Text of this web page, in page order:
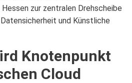
zur zentralen Drehscheibe
und Künstliche
Knotenpunkt
Cloud